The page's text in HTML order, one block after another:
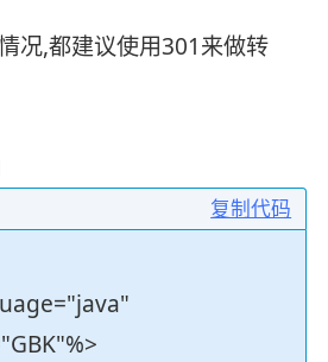
况,都建议使用301来做转
复制代码